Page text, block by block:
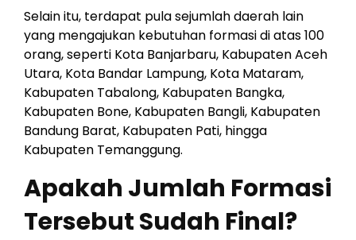
Selain itu, terdapat pula sejumlah daerah lain
yang mengajukan kebutuhan formasi di atas 100
orang, seperti Kota Banjarbaru, Kabupaten Aceh
Utara, Kota Bandar Lampung, Kota Mataram,
Kabupaten Tabalong, Kabupaten Bangka,
Kabupaten Bone, Kabupaten Bangli, Kabupaten
Bandung Barat, Kabupaten Pati, hingga
Kabupaten Temanggung.
Apakah Jumlah Formasi
Tersebut Sudah Final?